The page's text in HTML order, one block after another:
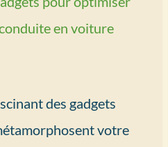
en voiture
des gadgets
votre